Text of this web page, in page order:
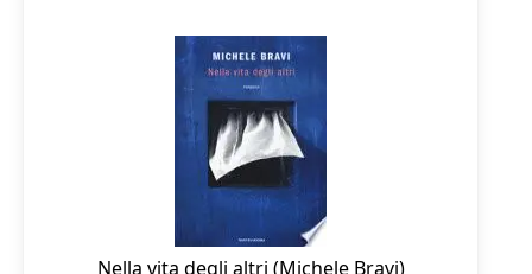
Nella vita degli altri (Michele Bravi)